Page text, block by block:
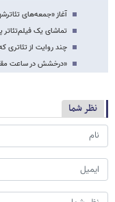
آغاز «جمعه‌های
تماشای یک فیلم‌تئاتر
چند روایت از تئاتری
«درخشش در ساعت مقرر» با یاد ۲ بازیگر در
نظر شما